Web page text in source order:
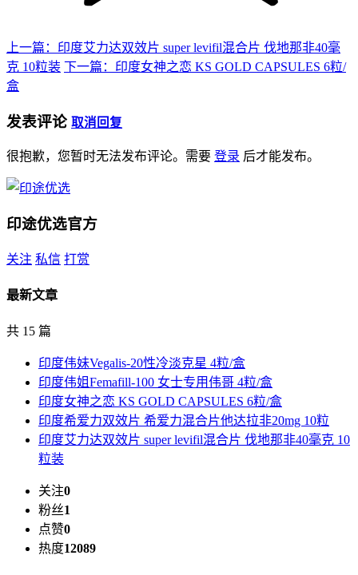
上一篇：印度艾力达双效片 super levifil混合片 伐地那非40毫
克 10粒装 下一篇：印度女神之恋 KS GOLD CAPSULES 6粒/
盒
发表评论 取消回复
很抱歉，您暂时无法发布评论。需要 登录 后才能发布。
印途优选官方
关注 私信 打赏
最新文章
共 15 篇
印度伟妹Vegalis-20性冷淡克星 4粒/盒
印度伟姐Femafill-100 女士专用伟哥 4粒/盒
印度女神之恋 KS GOLD CAPSULES 6粒/盒
印度希爱力双效片 希爱力混合片他达拉非20mg 10粒
印度艾力达双效片 super levifil混合片 伐地那非40毫克 10
粒装
关注0
粉丝1
点赞0
热度12089